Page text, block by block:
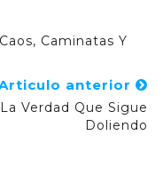
Caminatas Y
anterior
Verdad Que Sigue
Doliendo